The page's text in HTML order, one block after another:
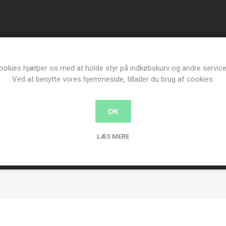
hjælper os med at holde styr på indkøbskurv og andre
Ved at benytte vores hjemmeside, tillader du brug af cookies.
OK
LÆS MERE